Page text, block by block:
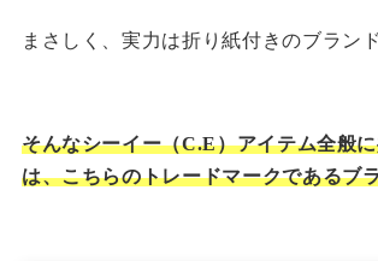
まさしく、実力は折り紙付きのブラン
そんなシーイー（C.E）アイテム全般
は、こちらのトレードマークであるブ